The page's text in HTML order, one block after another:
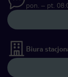
pon. – pt.
Biura